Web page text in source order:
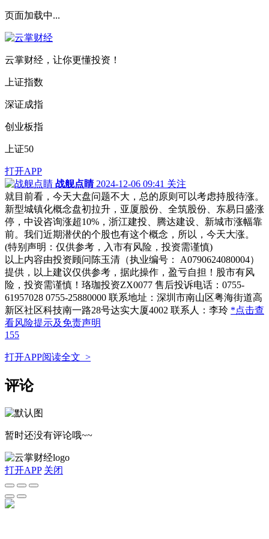
页面加载中...
云掌财经，让你更懂投资！
上证指数
深证成指
创业板指
上证50
打开APP
战舰点睛 2024-12-06 09:41 关注
就目前看，今天大盘问题不大，总的原则可以考虑持股待涨。
新型城镇化概念盘初拉升，亚厦股份、全筑股份、东易日盛涨
停，中设咨询涨超10%，浙江建投、腾达建设、新城市涨幅靠
前。我们近期潜伏的个股也有这个概念，所以，今天大涨。
(特别声明：仅供参考，入市有风险，投资需谨慎)
以上内容由投资顾问陈玉清（执业编号： A0790624080004）
提供，以上建议仅供参考，据此操作，盈亏自担！股市有风
险，投资需谨慎！珞珈投资ZX0077 售后投诉电话：0755-
61957028 0755-25880000 联系地址：深圳市南山区粤海街道高
新区社区科技南一路28号达实大厦4002 联系人：李玲 *点击查
看风险提示及免责声明
155
打开APP阅读全文 >
评论
暂时还没有评论哦~~
打开APP 关闭